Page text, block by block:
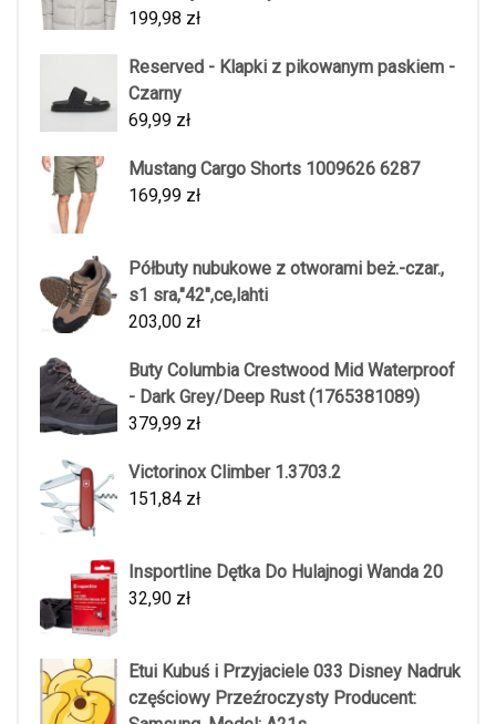
199,98 zł
Reserved - Klapki z pikowanym paskiem -
Czarny
69,99 zł
Mustang Cargo Shorts 1009626 6287
169,99 zł
Półbuty nubukowe z otworami beż.-czar.,
s1 sra,"42",ce,lahti
203,00 zł
Buty Columbia Crestwood Mid Waterproof
- Dark Grey/Deep Rust (1765381089)
379,99 zł
Victorinox Climber 1.3703.2
151,84 zł
Insportline Dętka Do Hulajnogi Wanda 20
32,90 zł
Etui Kubuś i Przyjaciele 033 Disney Nadruk
częściowy Przeźroczysty Producent: